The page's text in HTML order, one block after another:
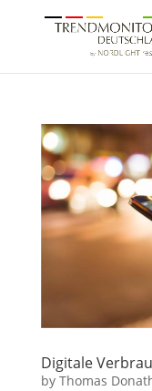
Digitale
by Thomas